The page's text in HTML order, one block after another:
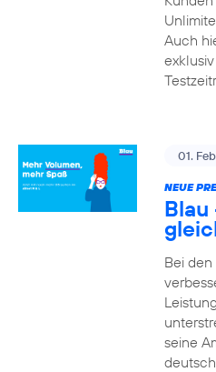
Auch
01.
NEUE
Bei
seine